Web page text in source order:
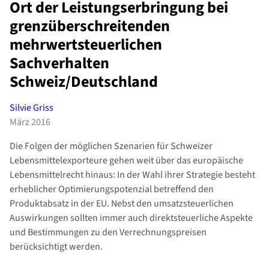
Ort der Leistungserbringung bei
grenzüberschreitenden
mehrwertsteuerlichen
Sachverhalten
Schweiz/Deutschland
Silvie Griss
März 2016
Die Folgen der möglichen Szenarien für Schweizer
Lebensmittelexporteure gehen weit über das europäische
Lebensmittelrecht hinaus: In der Wahl ihrer Strategie besteht
erheblicher Optimierungspotenzial betreffend den
Produktabsatz in der EU. Nebst den umsatzsteuerlichen
Auswirkungen sollten immer auch direktsteuerliche Aspekte
und Bestimmungen zu den Verrechnungspreisen
berücksichtigt werden.